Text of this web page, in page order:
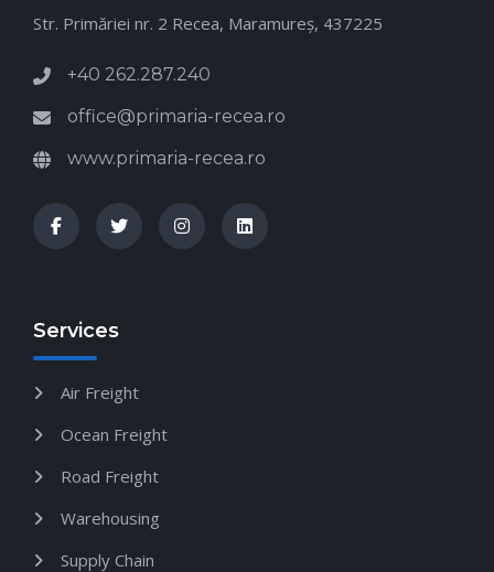
Str. Primăriei nr. 2 Recea, Maramureş, 437225
+40 262.287.240
office@primaria-recea.ro
www.primaria-recea.ro
Services
Air Freight
Ocean Freight
Road Freight
Warehousing
Supply Chain